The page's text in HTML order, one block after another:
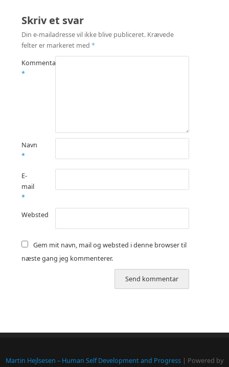
Skriv et svar
Din e-mailadresse vil ikke blive publiceret. Krævede
felter er markeret med *
Kommentar
*
Navn
*
E-
mail
*
Websted
Gem mit navn, mail og websted i denne browser til
næste gang jeg kommenterer.
Martin Hejlsesen – Human Self Development and Progress | Powered by